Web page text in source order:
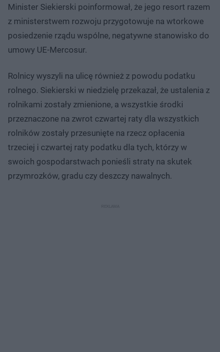
Minister Siekierski poinformował, że jego resort razem
z ministerstwem rozwoju przygotowuje na wtorkowe
posiedzenie rządu wspólne, negatywne stanowisko do
umowy UE-Mercosur.
Rolnicy wyszyli na ulicę również z powodu podatku
rolnego. Siekierski w niedzielę przekazał, że ustalenia z
rolnikami zostały zmienione, a wszystkie środki
przeznaczone na zwrot czwartej raty dla wszystkich
rolników zostały przesunięte na rzecz opłacenia
trzeciej i czwartej raty podatku dla tych, którzy w
swoich gospodarstwach ponieśli straty na skutek
przymrozków, gradu czy deszczy nawalnych.